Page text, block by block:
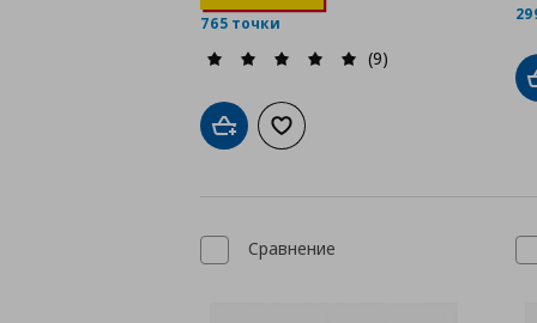
765 точки
(9)
Добави в кошницата
Добави към списъка с любими
Сравнение